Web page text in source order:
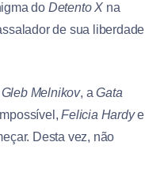
do Detento X na
de sua liberdade
Gleb Melnikov, aGata
Felicia Hardye
Desta vez, não